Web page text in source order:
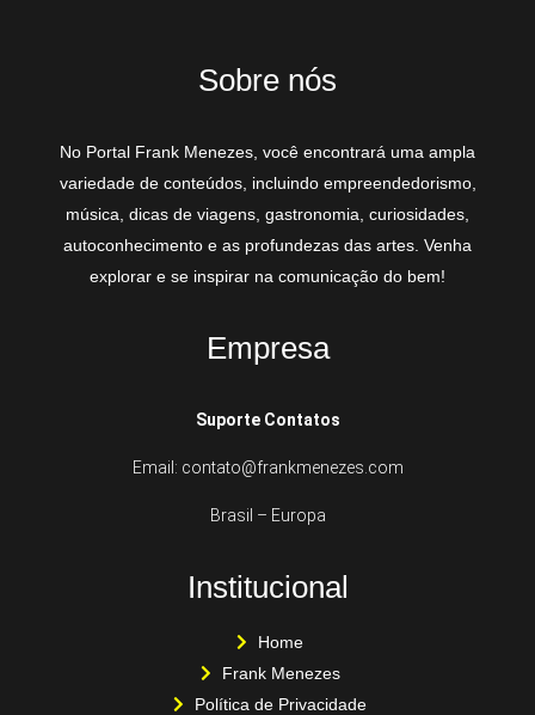
Sobre nós
No Portal Frank Menezes, você encontrará uma ampla
variedade de conteúdos, incluindo empreendedorismo,
música, dicas de viagens, gastronomia, curiosidades,
autoconhecimento e as profundezas das artes. Venha
explorar e se inspirar na comunicação do bem!
Empresa
Suporte Contatos
Email: contato@frankmenezes.com
Brasil – Europa
Institucional
Home
Frank Menezes
Política de Privacidade